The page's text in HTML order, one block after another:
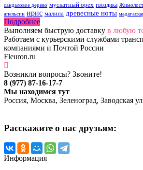
сандаловое дерево мускатный орех гвоздика
апельсин ирис малина древесные ноты
Подробнее
Выполняем быструю доставку в любую
Работаем с курьерскими службами
компаниями и Почтой России
Fleuron.ru
Возникли вопросы? Звоните!
8 (977) 87-16-17-7
Мы находимся тут
Россия, Москва, Зеленоград, Заводская
Расскажите о нас друзьям:
Информация